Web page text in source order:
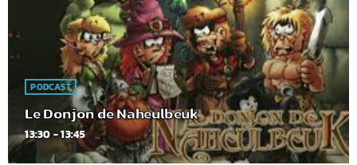
PODCAST
Le Donjon de Naheulbeuk
13:30 - 13:45